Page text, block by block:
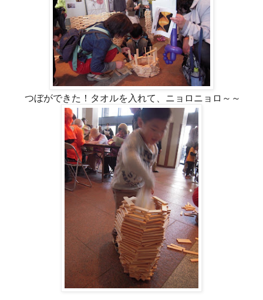
つぼができた！タオルを入れて、ニョロニョロ～～